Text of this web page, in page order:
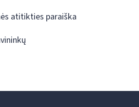
atitikties paraiška